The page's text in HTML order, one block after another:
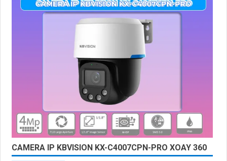
CAMERA IP KBVISION KX-C4007CPN-PRO XOAY 360